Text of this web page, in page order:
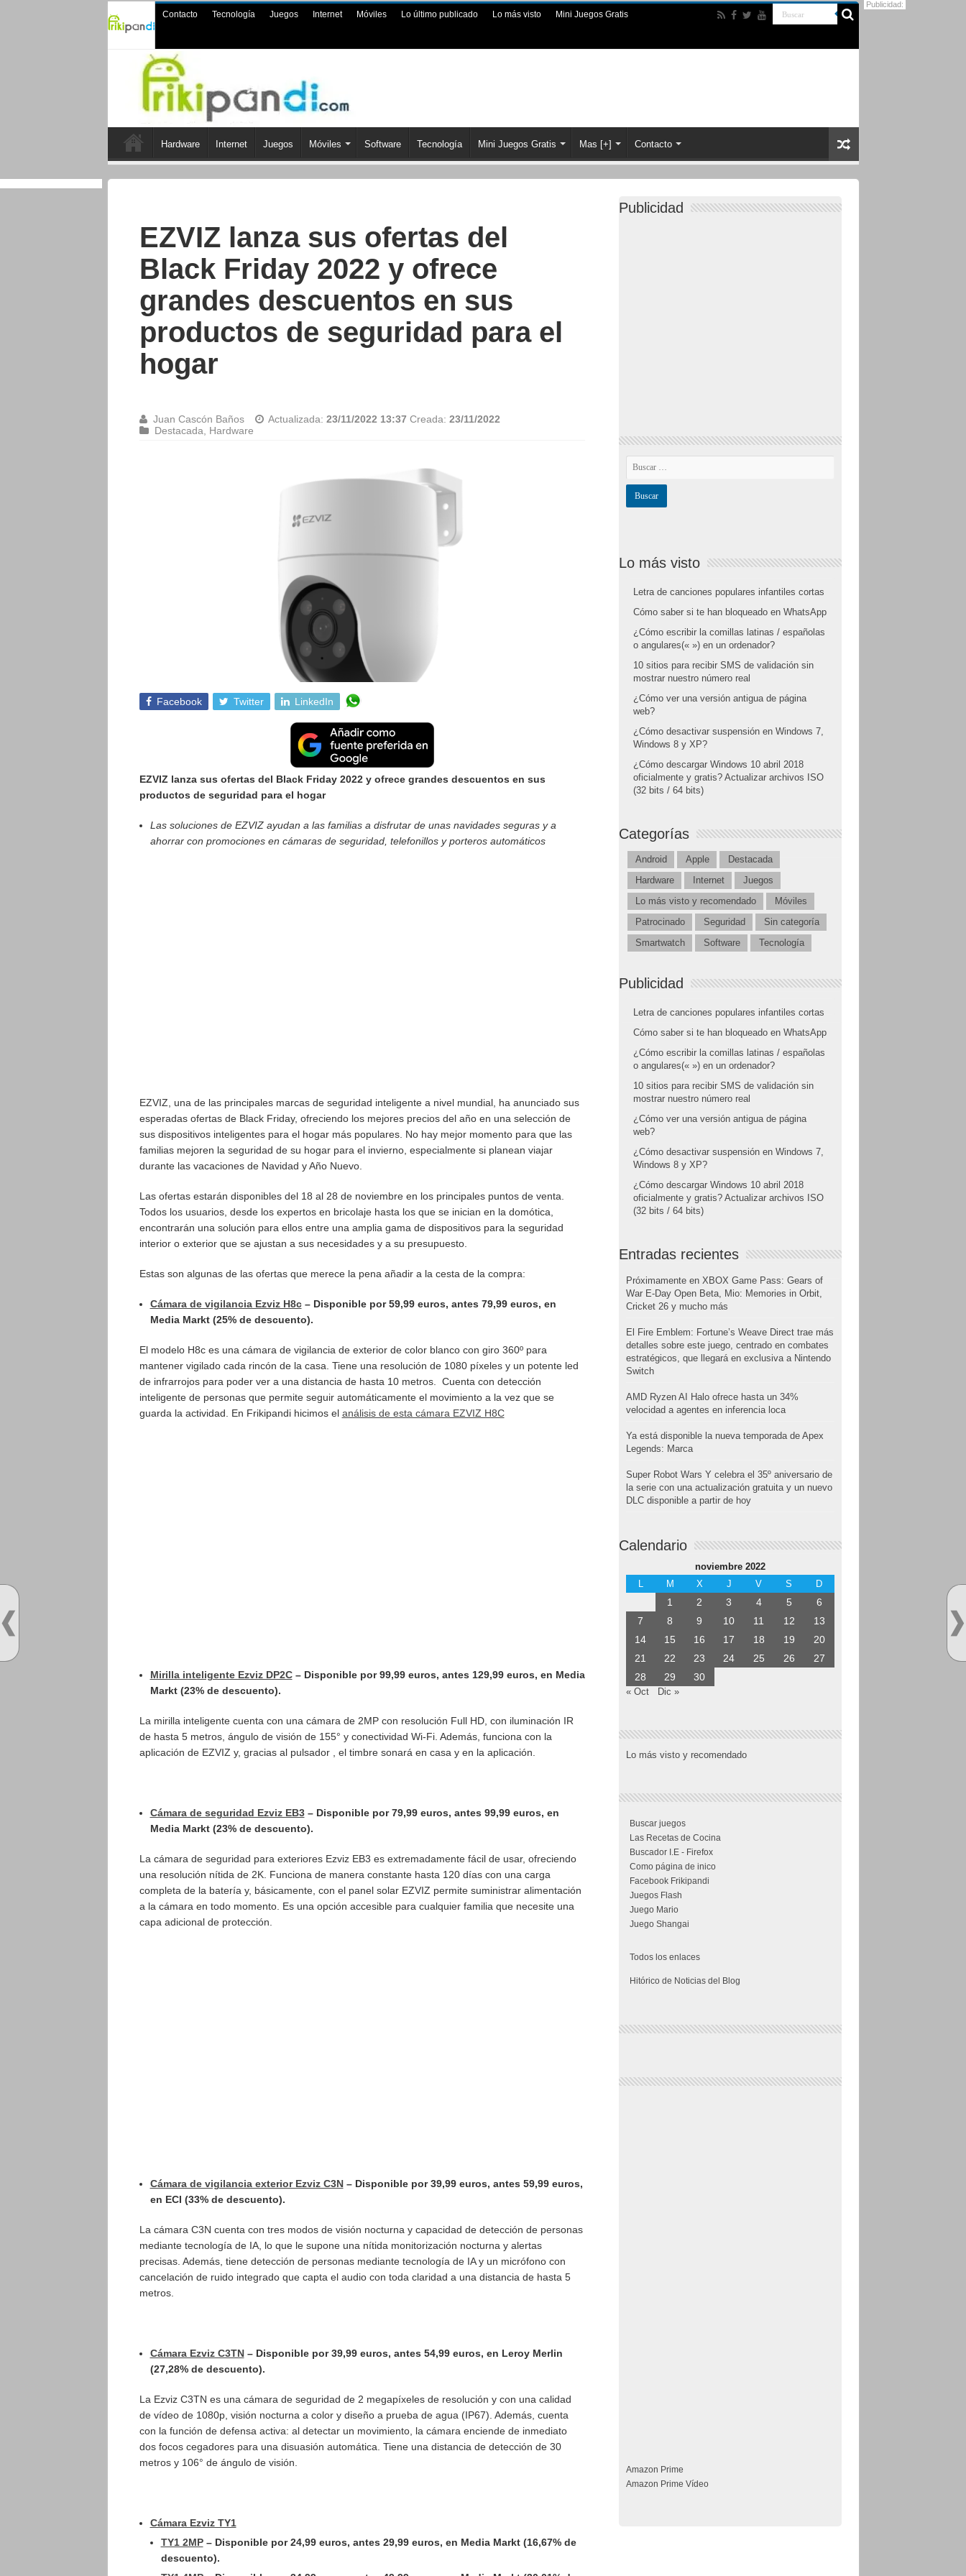
Contacto Tecnología Juegos Internet Móviles Lo último publicado Lo más visto Mini Juegos Gratis
Hardware Internet Juegos Móviles Software Tecnología Mini Juegos Gratis Mas [+] Contacto
EZVIZ lanza sus ofertas del
Black Friday 2022 y ofrece
grandes descuentos en sus
productos de seguridad para el
hogar
Juan Cascón Baños Actualizada: 23/11/2022 13:37 Creada: 23/11/2022
Destacada
Hardware
Facebook Twitter LinkedIn
EZVIZ lanza sus ofertas del Black Friday 2022 y ofrece grandes descuentos en sus
productos de seguridad para el hogar
Las soluciones de EZVIZ ayudan a las familias a disfrutar de unas navidades seguras y a
ahorrar con promociones en cámaras de seguridad, telefonillos y porteros automáticos
EZVIZ, una de las principales marcas de seguridad inteligente a nivel mundial, ha anunciado sus
esperadas ofertas de Black Friday, ofreciendo los mejores precios del año en una selección de
sus dispositivos inteligentes para el hogar más populares. No hay mejor momento para que las
familias mejoren la seguridad de su hogar para el invierno, especialmente si planean viajar
durante las vacaciones de Navidad y Año Nuevo.
Las ofertas estarán disponibles del 18 al 28 de noviembre en los principales puntos de venta.
Todos los usuarios, desde los expertos en bricolaje hasta los que se inician en la domótica,
encontrarán una solución para ellos entre una amplia gama de dispositivos para la seguridad
interior o exterior que se ajustan a sus necesidades y a su presupuesto.
Estas son algunas de las ofertas que merece la pena añadir a la cesta de la compra:
Cámara de vigilancia Ezviz H8c– Disponible por 59,99 euros, antes 79,99 euros, en
Media Markt (25% de descuento).
El modelo H8c es una cámara de vigilancia de exterior de color blanco con giro 360º para
mantener vigilado cada rincón de la casa. Tiene una resolución de 1080 píxeles y un potente led
de infrarrojos para poder ver a una distancia de hasta 10 metros. Cuenta con detección
inteligente de personas que permite seguir automáticamente el movimiento a la vez que se
guarda la actividad. En Frikipandi hicimos el análisis de esta cámara EZVIZ H8C
Mirilla inteligente Ezviz DP2C– Disponible por 99,99 euros, antes 129,99 euros, en Media
Markt (23% de descuento).
La mirilla inteligente cuenta con una cámara de 2MP con resolución Full HD, con iluminación IR
de hasta 5 metros, ángulo de visión de 155° y conectividad Wi-Fi. Además, funciona con la
aplicación de EZVIZ y, gracias al pulsador , el timbre sonará en casa y en la aplicación.
Cámara de seguridad Ezviz EB3– Disponible por 79,99 euros, antes 99,99 euros, en
Media Markt (23% de descuento).
La cámara de seguridad para exteriores Ezviz EB3 es extremadamente fácil de usar, ofreciendo
una resolución nítida de 2K. Funciona de manera constante hasta 120 días con una carga
completa de la batería y, básicamente, con el panel solar EZVIZ permite suministrar alimentación
a la cámara en todo momento. Es una opción accesible para cualquier familia que necesite una
capa adicional de protección.
Cámara de vigilancia exterior Ezviz C3N– Disponible por 39,99 euros, antes 59,99 euros,
en ECI (33% de descuento).
La cámara C3N cuenta con tres modos de visión nocturna y capacidad de detección de personas
mediante tecnología de IA, lo que le supone una nítida monitorización nocturna y alertas
precisas. Además, tiene detección de personas mediante tecnología de IA y un micrófono con
cancelación de ruido integrado que capta el audio con toda claridad a una distancia de hasta 5
metros.
Cámara Ezviz C3TN– Disponible por 39,99 euros, antes 54,99 euros, en Leroy Merlin
(27,28% de descuento).
La Ezviz C3TN es una cámara de seguridad de 2 megapíxeles de resolución y con una calidad
de vídeo de 1080p, visión nocturna a color y diseño a prueba de agua (IP67). Además, cuenta
con la función de defensa activa: al detectar un movimiento, la cámara enciende de inmediato
dos focos cegadores para una disuasión automática. Tiene una distancia de detección de 30
metros y 106° de ángulo de visión.
Cámara Ezviz TY1
TY1 2MP– Disponible por 24,99 euros, antes 29,99 euros, en Media Markt (16,67% de
descuento).
Publicidad
Lo más visto
Letra de canciones populares infantiles cortas
Cómo saber si te han bloqueado en WhatsApp
¿Cómo escribir la comillas latinas / españolas
o angulares(« ») en un ordenador?
10 sitios para recibir SMS de validación sin
mostrar nuestro número real
¿Cómo ver una versión antigua de página
web?
¿Cómo desactivar suspensión en Windows 7,
Windows 8 y XP?
¿Cómo descargar Windows 10 abril 2018
oficialmente y gratis? Actualizar archivos ISO
(32 bits / 64 bits)
Categorías
Android Apple
Destacada
Hardware
Internet
Juegos
Lo más visto y recomendado
Móviles
Patrocinado
Seguridad
Sin categoría
Smartwatch
Software Tecnología
Publicidad
Letra de canciones populares infantiles cortas
Cómo saber si te han bloqueado en WhatsApp
¿Cómo escribir la comillas latinas / españolas
o angulares(« ») en un ordenador?
10 sitios para recibir SMS de validación sin
mostrar nuestro número real
¿Cómo ver una versión antigua de página
web?
¿Cómo desactivar suspensión en Windows 7,
Windows 8 y XP?
¿Cómo descargar Windows 10 abril 2018
oficialmente y gratis? Actualizar archivos ISO
(32 bits / 64 bits)
Entradas recientes
Próximamente en XBOX Game Pass: Gears of
War E-Day Open Beta, Mio: Memories in Orbit,
Cricket 26 y mucho más
El Fire Emblem: Fortune’s Weave Direct trae más
detalles sobre este juego, centrado en combates
estratégicos, que llegará en exclusiva a Nintendo
Switch
AMD Ryzen AI Halo ofrece hasta un 34%
velocidad a agentes en inferencia loca
Ya está disponible la nueva temporada de Apex
Legends: Marca
Super Robot Wars Y celebra el 35º aniversario de
la serie con una actualización gratuita y un nuevo
DLC disponible a partir de hoy
Calendario
noviembre 2022
L
M X J V S D
1 2 3 4 5
6
7
8 9 10 11 12
13
14
15 16 17 18 19
20
21
22 23 24 25 26
27
28
29 30
« Oct Dic »
Lo más visto y recomendado
Buscar juegos
Las Recetas de Cocina
Buscador I.E - Firefox
Como página de inico
Facebook Frikipandi
Juegos Flash
Juego Mario
Juego Shangai
Todos los enlaces
Hitórico de Noticias del Blog
Publicidad:
Amazon Prime
Amazon Prime Vídeo